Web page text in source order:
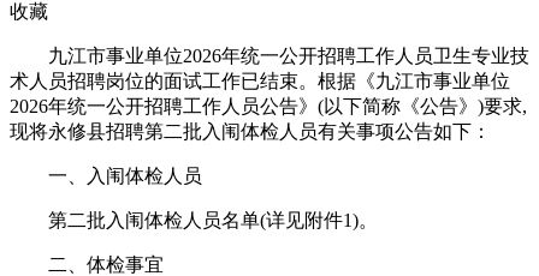
收藏
九江市事业单位2026年统一公开招聘工作人员卫生专业技
术人员招聘岗位的面试工作已结束。根据《九江市事业单位
2026年统一公开招聘工作人员公告》(以下简称《公告》)要求,
现将永修县招聘第二批入闱体检人员有关事项公告如下：
一、入闱体检人员
第二批入闱体检人员名单(详见附件1)。
二、体检事宜